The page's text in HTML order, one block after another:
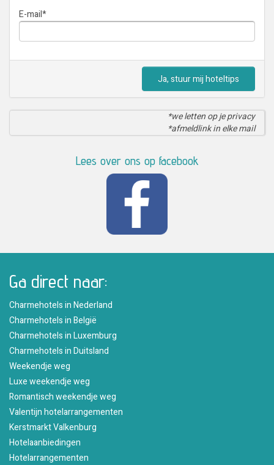
E-mail*
Ja, stuur mij hoteltips
*we letten op je privacy
*afmeldlink in elke mail
Lees over ons op facebook
Ga direct naar:
Charmehotels in Nederland
Charmehotels in België
Charmehotels in Luxemburg
Charmehotels in Duitsland
Weekendje weg
Luxe weekendje weg
Romantisch weekendje weg
Valentijn hotelarrangementen
Kerstmarkt Valkenburg
Hotelaanbiedingen
Hotelarrangementen